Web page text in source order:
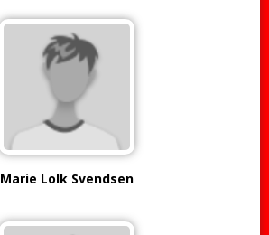
Marie Lolk Svendsen